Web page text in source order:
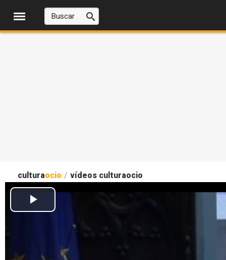
culturaocio / vídeos culturaocio